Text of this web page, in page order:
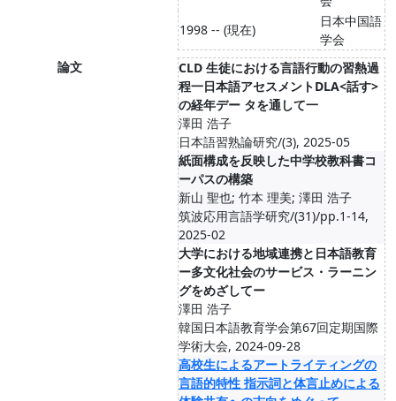
1998 -- (現在)
日本中国語
学会
論文
CLD 生徒における言語行動の習熱過
程一日本語アセスメントDLA<話す>
の経年デー タを通して一
澤田 浩子
日本語習熟論研究/(3), 2025-05
紙面構成を反映した中学校教科書コ
ーパスの構築
新山 聖也; 竹本 理美; 澤田 浩子
筑波応用言語学研究/(31)/pp.1-14,
2025-02
大学における地域連携と日本語教育
ー多文化社会のサービス・ラーニン
グをめざしてー
澤田 浩子
韓国日本語教育学会第67回定期国際
学術大会, 2024-09-28
高校生によるアートライティングの
言語的特性 指示詞と体言止めによる